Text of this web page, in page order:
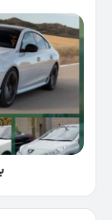
بهترین
ماشین
پژو
فرانسه